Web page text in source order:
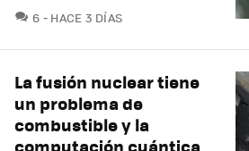
6 COMENTARIOS
HACE 3 DÍAS
La fusión nuclear tiene
un problema de
combustible y la
computación cuántica